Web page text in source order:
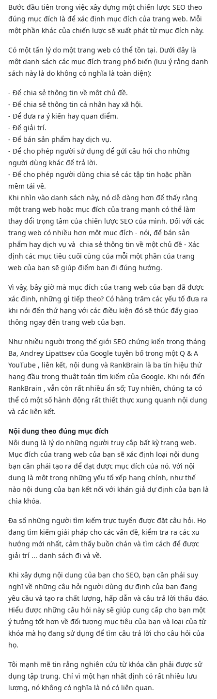
Bước đầu tiên trong việc xây dựng một chiến lược SEO theo
đúng mục đích là để xác định mục đích của trang web. Mỗi
một phần khác của chiến lược sẽ xuất phát từ mục đích này.
Có một tấn lý do một trang web có thể tồn tại. Dưới đây là
một danh sách các mục đích trang phổ biến (lưu ý rằng danh
sách này là do không có nghĩa là toàn diện):
- Để chia sẻ thông tin về một chủ đề.
- Để chia sẻ thông tin cá nhân hay xã hội.
- Để đưa ra ý kiến ​​hay quan điểm.
- Để giải trí.
- Để bán sản phẩm hay dịch vụ.
- Để cho phép người sử dụng để gửi câu hỏi cho những
người dùng khác để trả lời.
- Để cho phép người dùng chia sẻ các tập tin hoặc phần
mềm tải về.
Khi nhìn vào danh sách này, nó dễ dàng hơn để thấy rằng
một trang web hoặc mục đích của trang mạnh có thể làm
thay đổi trọng tâm của chiến lược SEO của mình. Đối với các
trang web có nhiều hơn một mục đích - nói, để bán sản
phẩm hay dịch vụ và chia sẻ thông tin về một chủ đề - Xác
định các mục tiêu cuối cùng của mỗi một phần của trang
web của bạn sẽ giúp điểm bạn đi đúng hướng.
Vì vậy, bây giờ mà mục đích của trang web của bạn đã được
xác định, những gì tiếp theo? Có hàng trăm các yếu tố đưa ra
khi nói đến thứ hạng với các điều kiện đó sẽ thúc đẩy giao
thông ngay đến trang web của bạn.
Như nhiều người trong thế giới SEO chứng kiến trong tháng
Ba, Andrey Lipattsev của Google tuyên bố trong một Q & A
YouTube , liên kết, nội dung và RankBrain là ba tín hiệu thứ
hạng đầu trong thuật toán tìm kiếm của Google. Khi nói đến
RankBrain , vẫn còn rất nhiều ẩn số; Tuy nhiên, chúng ta có
thể có một số hành động rất thiết thực xung quanh nội dung
và các liên kết.
Nội dung theo đúng mục đích
Nội dung là lý do những người truy cập bất kỳ trang web.
Mục đích của trang web của bạn sẽ xác định loại nội dung
bạn cần phải tạo ra để đạt được mục đích của nó. Với nội
dung là một trong những yếu tố xếp hạng chính, như thế
nào nội dung của bạn kết nối với khán giả dự định của bạn là
chìa khóa.
Đa số những người tìm kiếm trực tuyến được đặt câu hỏi. Họ
đang tìm kiếm giải pháp cho các vấn đề, kiểm tra ra các xu
hướng mới nhất, cảm thấy buồn chán và tìm cách để được
giải trí ... danh sách đi và về.
Khi xây dựng nội dung của bạn cho SEO, bạn cần phải suy
nghĩ về những câu hỏi người dùng dự định của bạn đang
yêu cầu và tạo ra chất lượng, hấp dẫn và câu trả lời thấu đáo.
Hiểu được những câu hỏi này sẽ giúp cung cấp cho bạn một
ý tưởng tốt hơn về đối tượng mục tiêu của bạn và loại của từ
khóa mà họ đang sử dụng để tìm câu trả lời cho câu hỏi của
họ.
Tôi mạnh mẽ tin rằng nghiên cứu từ khóa cần phải được sử
dụng tập trung. Chỉ vì một hạn nhất định có rất nhiều lưu
lượng, nó không có nghĩa là nó có liên quan.